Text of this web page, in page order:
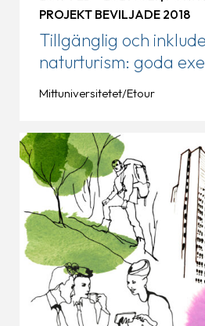
Tillgänglig och
naturturism: goda
universellt utformade
PROJEKT BEVILJADE 2018
Mittuniversitetet/Etour